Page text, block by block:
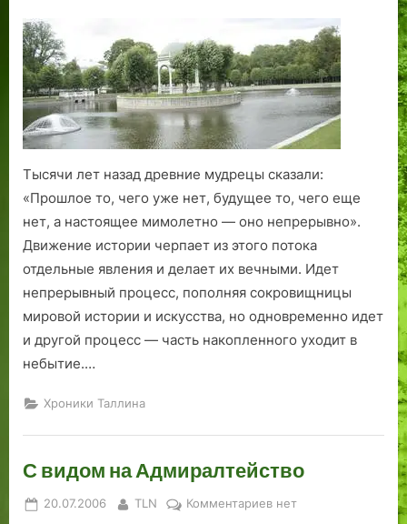
Ревельский
Версаль
Тысячи лет назад древние мудрецы сказали:
«Прошлое то, чего уже нет, будущее то, чего еще
нет, а настоящее мимолетно — оно непрерывно».
Движение истории черпает из этого потока
отдельные явления и делает их вечными. Идет
непрерывный процесс, пополняя сокровищницы
мировой истории и искусства, но одновременно идет
и другой процесс — часть накопленного уходит в
небытие.…
Хроники Таллина
С видом на Адмиралтейство
Posted
20.07.2006 By
TLN Комментариевкнет